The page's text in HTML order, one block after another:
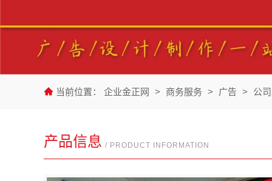
当前位置： 企业金正网 > 商务服务 > 广告 > 公
产品信息 / PRODUCT INFORMATION